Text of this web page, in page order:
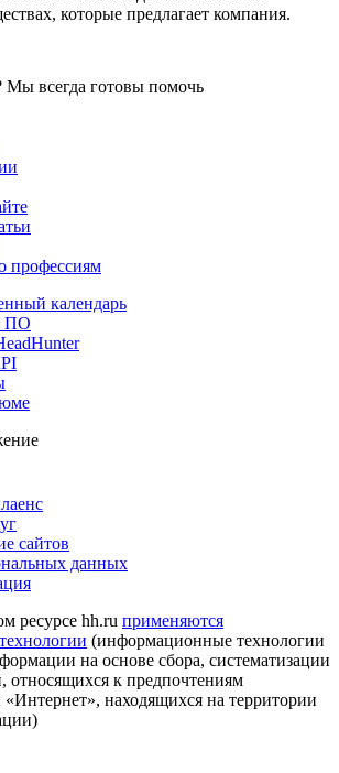
которые предлагает компания.
Мы всегда готовы помочь
профессиям
календарь
ПО
сайтов
данных
ресурсе hh.ru применяются
(информационные технологии
на основе сбора, систематизации
относящихся к предпочтениям
«Интернет», находящихся на территории